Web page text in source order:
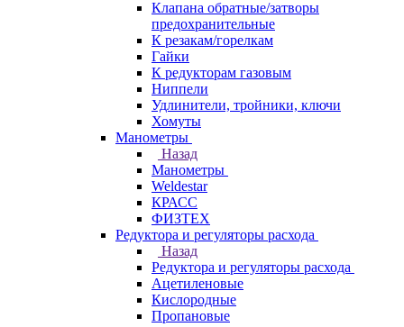
Клапана обратные/затворы
предохранительные
К резакам/горелкам
Гайки
К редукторам газовым
Ниппели
Удлинители, тройники, ключи
Хомуты
Манометры
Назад
Манометры
Weldestar
КРАСС
ФИЗТЕХ
Редуктора и регуляторы расхода
Назад
Редуктора и регуляторы расхода
Ацетиленовые
Кислородные
Пропановые